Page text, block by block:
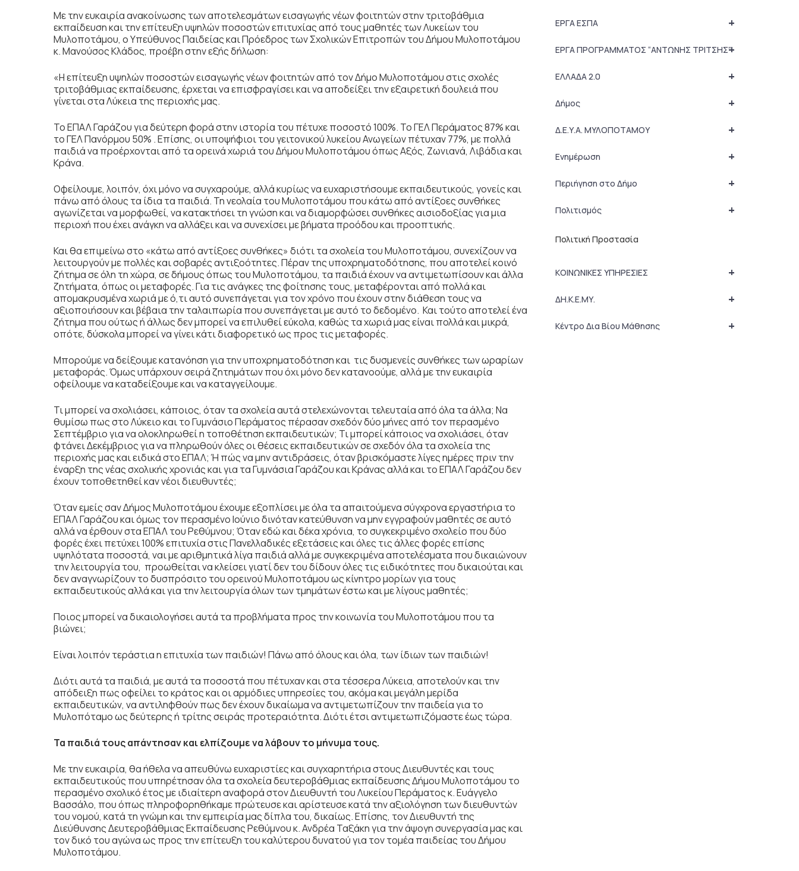
Με την ευκαιρία ανακοίνωσης των αποτελεσμάτων εισαγωγής νέων φοιτητών στην τριτοβάθμια
εκπαίδευση και την επίτευξη υψηλών ποσοστών επιτυχίας από τους μαθητές των Λυκείων του
Μυλοποτάμου, ο Υπεύθυνος Παιδείας και Πρόεδρος των Σχολικών Επιτροπών του Δήμου Μυλοποτάμου
κ. Μανούσος Κλάδος, προέβη στην εξής δήλωση:
«Η επίτευξη υψηλών ποσοστών εισαγωγής νέων φοιτητών από τον Δήμο Μυλοποτάμου στις σχολές
τριτοβάθμιας εκπαίδευσης, έρχεται να επισφραγίσει και να αποδείξει την εξαιρετική δουλειά που
γίνεται στα Λύκεια της περιοχής μας.
Το ΕΠΑΛ Γαράζου για δεύτερη φορά στην ιστορία του πέτυχε ποσοστό 100%. Το ΓΕΛ Περάματος 87% και
το ΓΕΛ Πανόρμου 50% . Επίσης, οι υποψήφιοι του γειτονικού λυκείου Ανωγείων πέτυχαν 77%, με πολλά
παιδιά να προέρχονται από τα ορεινά χωριά του Δήμου Μυλοποτάμου όπως Αξός, Ζωνιανά, Λιβάδια και
Κράνα.
Οφείλουμε, λοιπόν, όχι μόνο να συγχαρούμε, αλλά κυρίως να ευχαριστήσουμε εκπαιδευτικούς, γονείς και
πάνω από όλους τα ίδια τα παιδιά. Τη νεολαία του Μυλοποτάμου που κάτω από αντίξοες συνθήκες
αγωνίζεται να μορφωθεί, να κατακτήσει τη γνώση και να διαμορφώσει συνθήκες αισιοδοξίας για μια
περιοχή που έχει ανάγκη να αλλάξει και να συνεχίσει με βήματα προόδου και προοπτικής.
Και θα επιμείνω στο «κάτω από αντίξοες συνθήκες» διότι τα σχολεία του Μυλοποτάμου, συνεχίζουν να
λειτουργούν με πολλές και σοβαρές αντιξοότητες. Πέραν της υποχρηματοδότησης, που αποτελεί κοινό
ζήτημα σε όλη τη χώρα, σε δήμους όπως του Μυλοποτάμου, τα παιδιά έχουν να αντιμετωπίσουν και άλλα
ζητήματα, όπως οι μεταφορές. Για τις ανάγκες της φοίτησης τους, μεταφέρονται από πολλά και
απομακρυσμένα χωριά με ό,τι αυτό συνεπάγεται για τον χρόνο που έχουν στην διάθεση τους να
αξιοποιήσουν και βέβαια την ταλαιπωρία που συνεπάγεται με αυτό το δεδομένο. Και τούτο αποτελεί ένα
ζήτημα που ούτως ή άλλως δεν μπορεί να επιλυθεί εύκολα, καθώς τα χωριά μας είναι πολλά και μικρά,
οπότε, δύσκολα μπορεί να γίνει κάτι διαφορετικό ως προς τις μεταφορές.
Μπορούμε να δείξουμε κατανόηση για την υποχρηματοδότηση και τις δυσμενείς συνθήκες των ωραρίων
μεταφοράς. Όμως υπάρχουν σειρά ζητημάτων που όχι μόνο δεν κατανοούμε, αλλά με την ευκαιρία
οφείλουμε να καταδείξουμε και να καταγγείλουμε.
Τι μπορεί να σχολιάσει, κάποιος, όταν τα σχολεία αυτά στελεχώνονται τελευταία από όλα τα άλλα; Να
θυμίσω πως στο Λύκειο και το Γυμνάσιο Περάματος πέρασαν σχεδόν δύο μήνες από τον περασμένο
Σεπτέμβριο για να ολοκληρωθεί η τοποθέτηση εκπαιδευτικών; Τι μπορεί κάποιος να σχολιάσει, όταν
φτάνει Δεκέμβριος για να πληρωθούν όλες οι θέσεις εκπαιδευτικών σε σχεδόν όλα τα σχολεία της
περιοχής μας και ειδικά στο ΕΠΑΛ; Ή πώς να μην αντιδράσεις, όταν βρισκόμαστε λίγες ημέρες πριν την
έναρξη της νέας σχολικής χρονιάς και για τα Γυμνάσια Γαράζου και Κράνας αλλά και το ΕΠΑΛ Γαράζου δεν
έχουν τοποθετηθεί καν νέοι διευθυντές;
Όταν εμείς σαν Δήμος Μυλοποτάμου έχουμε εξοπλίσει με όλα τα απαιτούμενα σύγχρονα εργαστήρια το
ΕΠΑΛ Γαράζου και όμως τον περασμένο Ιούνιο δινόταν κατεύθυνση να μην εγγραφούν μαθητές σε αυτό
αλλά να έρθουν στα ΕΠΑΛ του Ρεθύμνου; Όταν εδώ και δέκα χρόνια, το συγκεκριμένο σχολείο που δύο
φορές έχει πετύχει 100% επιτυχία στις Πανελλαδικές εξετάσεις και όλες τις άλλες φορές επίσης
υψηλότατα ποσοστά, ναι με αριθμητικά λίγα παιδιά αλλά με συγκεκριμένα αποτελέσματα που δικαιώνουν
την λειτουργία του, προωθείται να κλείσει γιατί δεν του δίδουν όλες τις ειδικότητες που δικαιούται και
δεν αναγνωρίζουν το δυσπρόσιτο του ορεινού Μυλοποτάμου ως κίνητρο μορίων για τους
εκπαιδευτικούς αλλά και για την λειτουργία όλων των τμημάτων έστω και με λίγους μαθητές;
Ποιος μπορεί να δικαιολογήσει αυτά τα προβλήματα προς την κοινωνία του Μυλοποτάμου που τα
βιώνει;
Είναι λοιπόν τεράστια η επιτυχία των παιδιών! Πάνω από όλους και όλα, των ίδιων των παιδιών!
Διότι αυτά τα παιδιά, με αυτά τα ποσοστά που πέτυχαν και στα τέσσερα Λύκεια, αποτελούν και την
απόδειξη πως οφείλει το κράτος και οι αρμόδιες υπηρεσίες του, ακόμα και μεγάλη μερίδα
εκπαιδευτικών, να αντιληφθούν πως δεν έχουν δικαίωμα να αντιμετωπίζουν την παιδεία για το
Μυλοπόταμο ως δεύτερης ή τρίτης σειράς προτεραιότητα. Διότι έτσι αντιμετωπιζόμαστε έως τώρα.
Τα παιδιά τους απάντησαν και ελπίζουμε να λάβουν το μήνυμα τους.
Με την ευκαιρία, θα ήθελα να απευθύνω ευχαριστίες και συγχαρητήρια στους Διευθυντές και τους
εκπαιδευτικούς που υπηρέτησαν όλα τα σχολεία δευτεροβάθμιας εκπαίδευσης Δήμου Μυλοποτάμου το
περασμένο σχολικό έτος με ιδιαίτερη αναφορά στον Διευθυντή του Λυκείου Περάματος κ. Ευάγγελο
Βασσάλο, που όπως πληροφορηθήκαμε πρώτευσε και αρίστευσε κατά την αξιολόγηση των διευθυντών
του νομού, κατά τη γνώμη και την εμπειρία μας δίπλα του, δικαίως. Επίσης, τον Διευθυντή της
Διεύθυνσης Δευτεροβάθμιας Εκπαίδευσης Ρεθύμνου κ. Ανδρέα Ταξάκη για την άψογη συνεργασία μας και
τον δικό του αγώνα ως προς την επίτευξη του καλύτερου δυνατού για τον τομέα παιδείας του Δήμου
Μυλοποτάμου.
+
ΕΡΓΑ ΕΣΠΑ
+
ΕΡΓΑ ΠΡΟΓΡΑΜΜΑΤΟΣ “ΑΝΤΩΝΗΣ ΤΡΙΤΣΗΣ”
+
ΕΛΛΑΔΑ 2.0
+
Δήμος
+
Δ.Ε.Υ.Α. ΜΥΛΟΠΟΤΑΜΟΥ
+
Ενημέρωση
+
Περιήγηση στο Δήμο
+
Πολιτισμός
Πολιτική Προστασία
+
ΚΟΙΝΩΝΙΚΕΣ ΥΠΗΡΕΣΙΕΣ
+
ΔΗ.Κ.Ε.ΜΥ.
+
Κέντρο Δια Βίου Μάθησης